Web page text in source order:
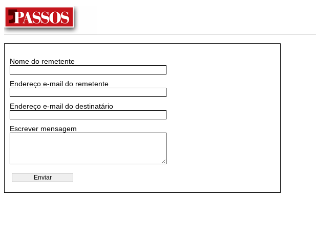
Nome do remetente
Endereço e-mail do remetente
Endereço e-mail do destinatário
Escrever mensagem